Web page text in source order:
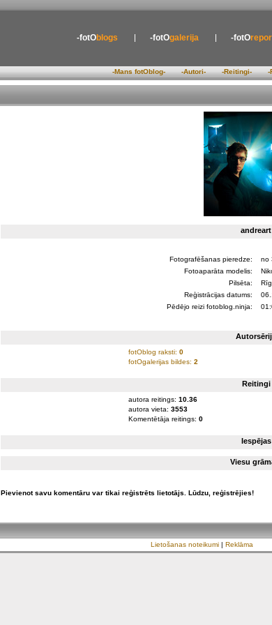
-fotOblogs -fotOgalerija -fotO
-Mans fotOblog- -Autori- -Reitingi- -
andreart
Fotografēšanas pieredze:
no
Fotoaparāta modelis:
Pilsēta:
Reģistrācijas datums:
Pēdējo reizi fotoblog.ninja:
fotOblog raksti: 0
fotOgalerijas bildes: 2
Reitingi
autora reitings: 10.36
autora vieta: 3553
Komentētāja reitings: 0
Iespējas
Viesu
Pievienot savu komentāru var tikai reģistrēts lietotājs. Lūdzu, reģistrējies!
Lietošanas noteikumi | Reklāma